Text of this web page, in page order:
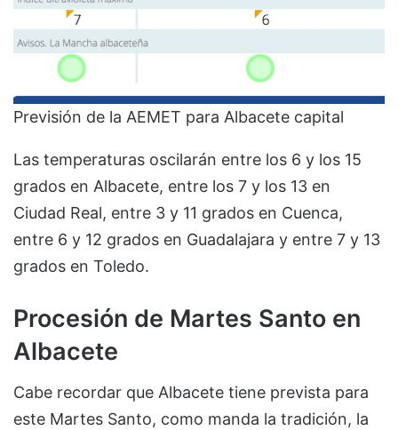
Previsión de la AEMET para Albacete capital
Las temperaturas oscilarán entre los 6 y los 15
grados en Albacete, entre los 7 y los 13 en
Ciudad Real, entre 3 y 11 grados en Cuenca,
entre 6 y 12 grados en Guadalajara y entre 7 y 13
grados en Toledo.
Procesión de Martes Santo en
Albacete
Cabe recordar que Albacete tiene prevista para
este Martes Santo, como manda la tradición, la